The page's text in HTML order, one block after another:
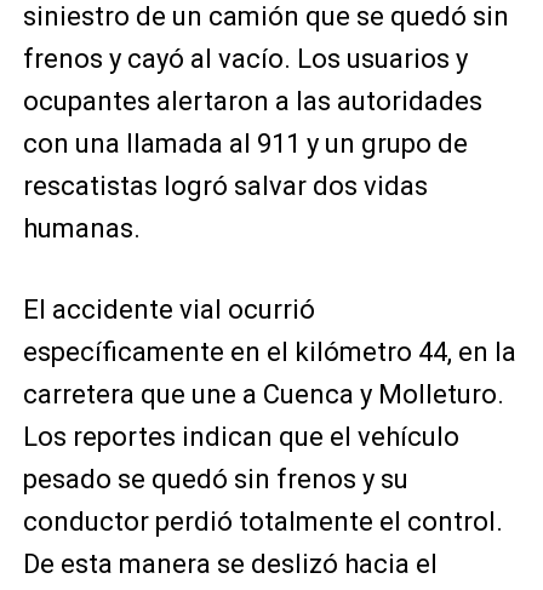
siniestro de un camión que se quedó sin
frenos y cayó al vacío. Los usuarios y
ocupantes alertaron a las autoridades
con una llamada al 911 y un grupo de
rescatistas logró salvar dos vidas
humanas.
El accidente vial ocurrió
específicamente en el kilómetro 44, en la
carretera que une a Cuenca y Molleturo.
Los reportes indican que el vehículo
pesado se quedó sin frenos y su
conductor perdió totalmente el control.
De esta manera se deslizó hacia el